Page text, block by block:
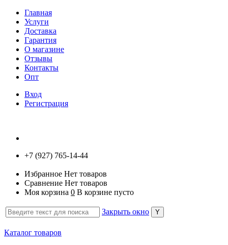
Главная
Услуги
Доставка
Гарантия
О магазине
Отзывы
Контакты
Опт
Вход
Регистрация
+7 (927) 765-14-44
Избранное Нет товаров
Сравнение Нет товаров
Моя корзина 0 В корзине пусто
Закрыть окно
Каталог товаров